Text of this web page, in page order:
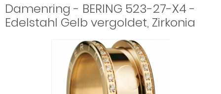
Damenring - BERING 523-27-X4 -
Edelstahl Gelb vergoldet, Zirkonia